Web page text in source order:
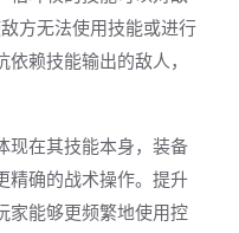
方无法使用技能或进行
赖技能输出的敌人，
现在其技能本身，装备
精确的战术操作。提升
家能够更频繁地使用控